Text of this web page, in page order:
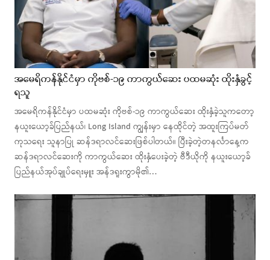
အမေရိကန်နိုင်ငံမှာ ကိုဗစ်-၁၉ ကာကွယ်ဆေး ပထမဆုံး ထိုးနှံခွင့်
ရသူ
အမေရိကန်နိုင်ငံမှာ ပထမဆုံး ကိုဗစ်-၁၉ ကာကွယ်ဆေး ထိုးနှံခဲ့သူကတော့
နယူးယော့ခ်ပြည်နယ်၊ Long Island ကျွန်းမှာ နေထိုင်တဲ့ အထူးကြပ်မတ်
ကုသရေး သူနာပြု ဆန်ဒရာလင်ဆေးဖြစ်ပါတယ်။ ပြီးခဲ့တဲ့တနင်္လာနေ့က
ဆန်ဒရာလင်ဆေးကို ကာကွယ်ဆေး ထိုးနှံပေးခဲ့တဲ့ ဗီဒီယိုကို နယူးယော့ခ်
ပြည်နယ်အုပ်ချုပ်ရေးမှူး အန်ဒရူးကွာမို၏…